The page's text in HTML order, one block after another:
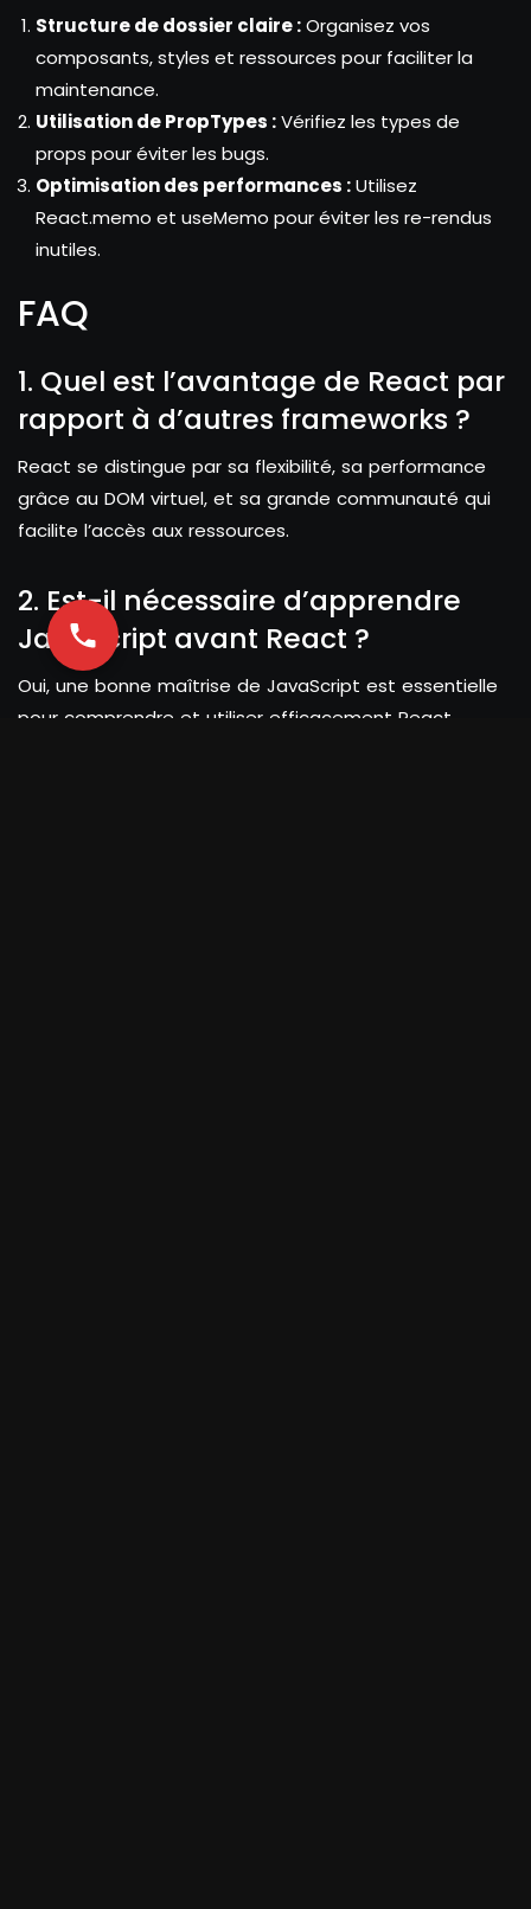
Structure de dossier claire :Organisez vos
composants, styles et ressources pour faciliter la
maintenance.
Utilisation de PropTypes :Vérifiez les types de
props pour éviter les bugs.
Optimisation des performances :Utilisez
React.memo et useMemo pour éviter les re-rendus
inutiles.
FAQ
1. Quel est l’avantage de React par
rapport à d’autres frameworks ?
React se distingue par sa flexibilité, sa performance
grâce au DOM virtuel, et sa grande communauté qui
facilite l’accès aux ressources.
2. Est-il nécessaire d’apprendre
JavaScript avant React ?
Oui, une bonne maîtrise de JavaScript est essentielle
pour comprendre et utiliser efficacement React.